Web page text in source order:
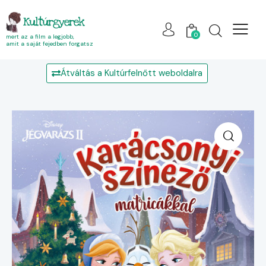
Kultúrgyerek
mert az a film a legjobb,
amit a saját fejedben forgatsz
0
Átváltás a Kultúrfelnőtt weboldalra